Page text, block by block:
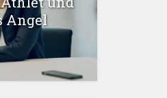
Angel